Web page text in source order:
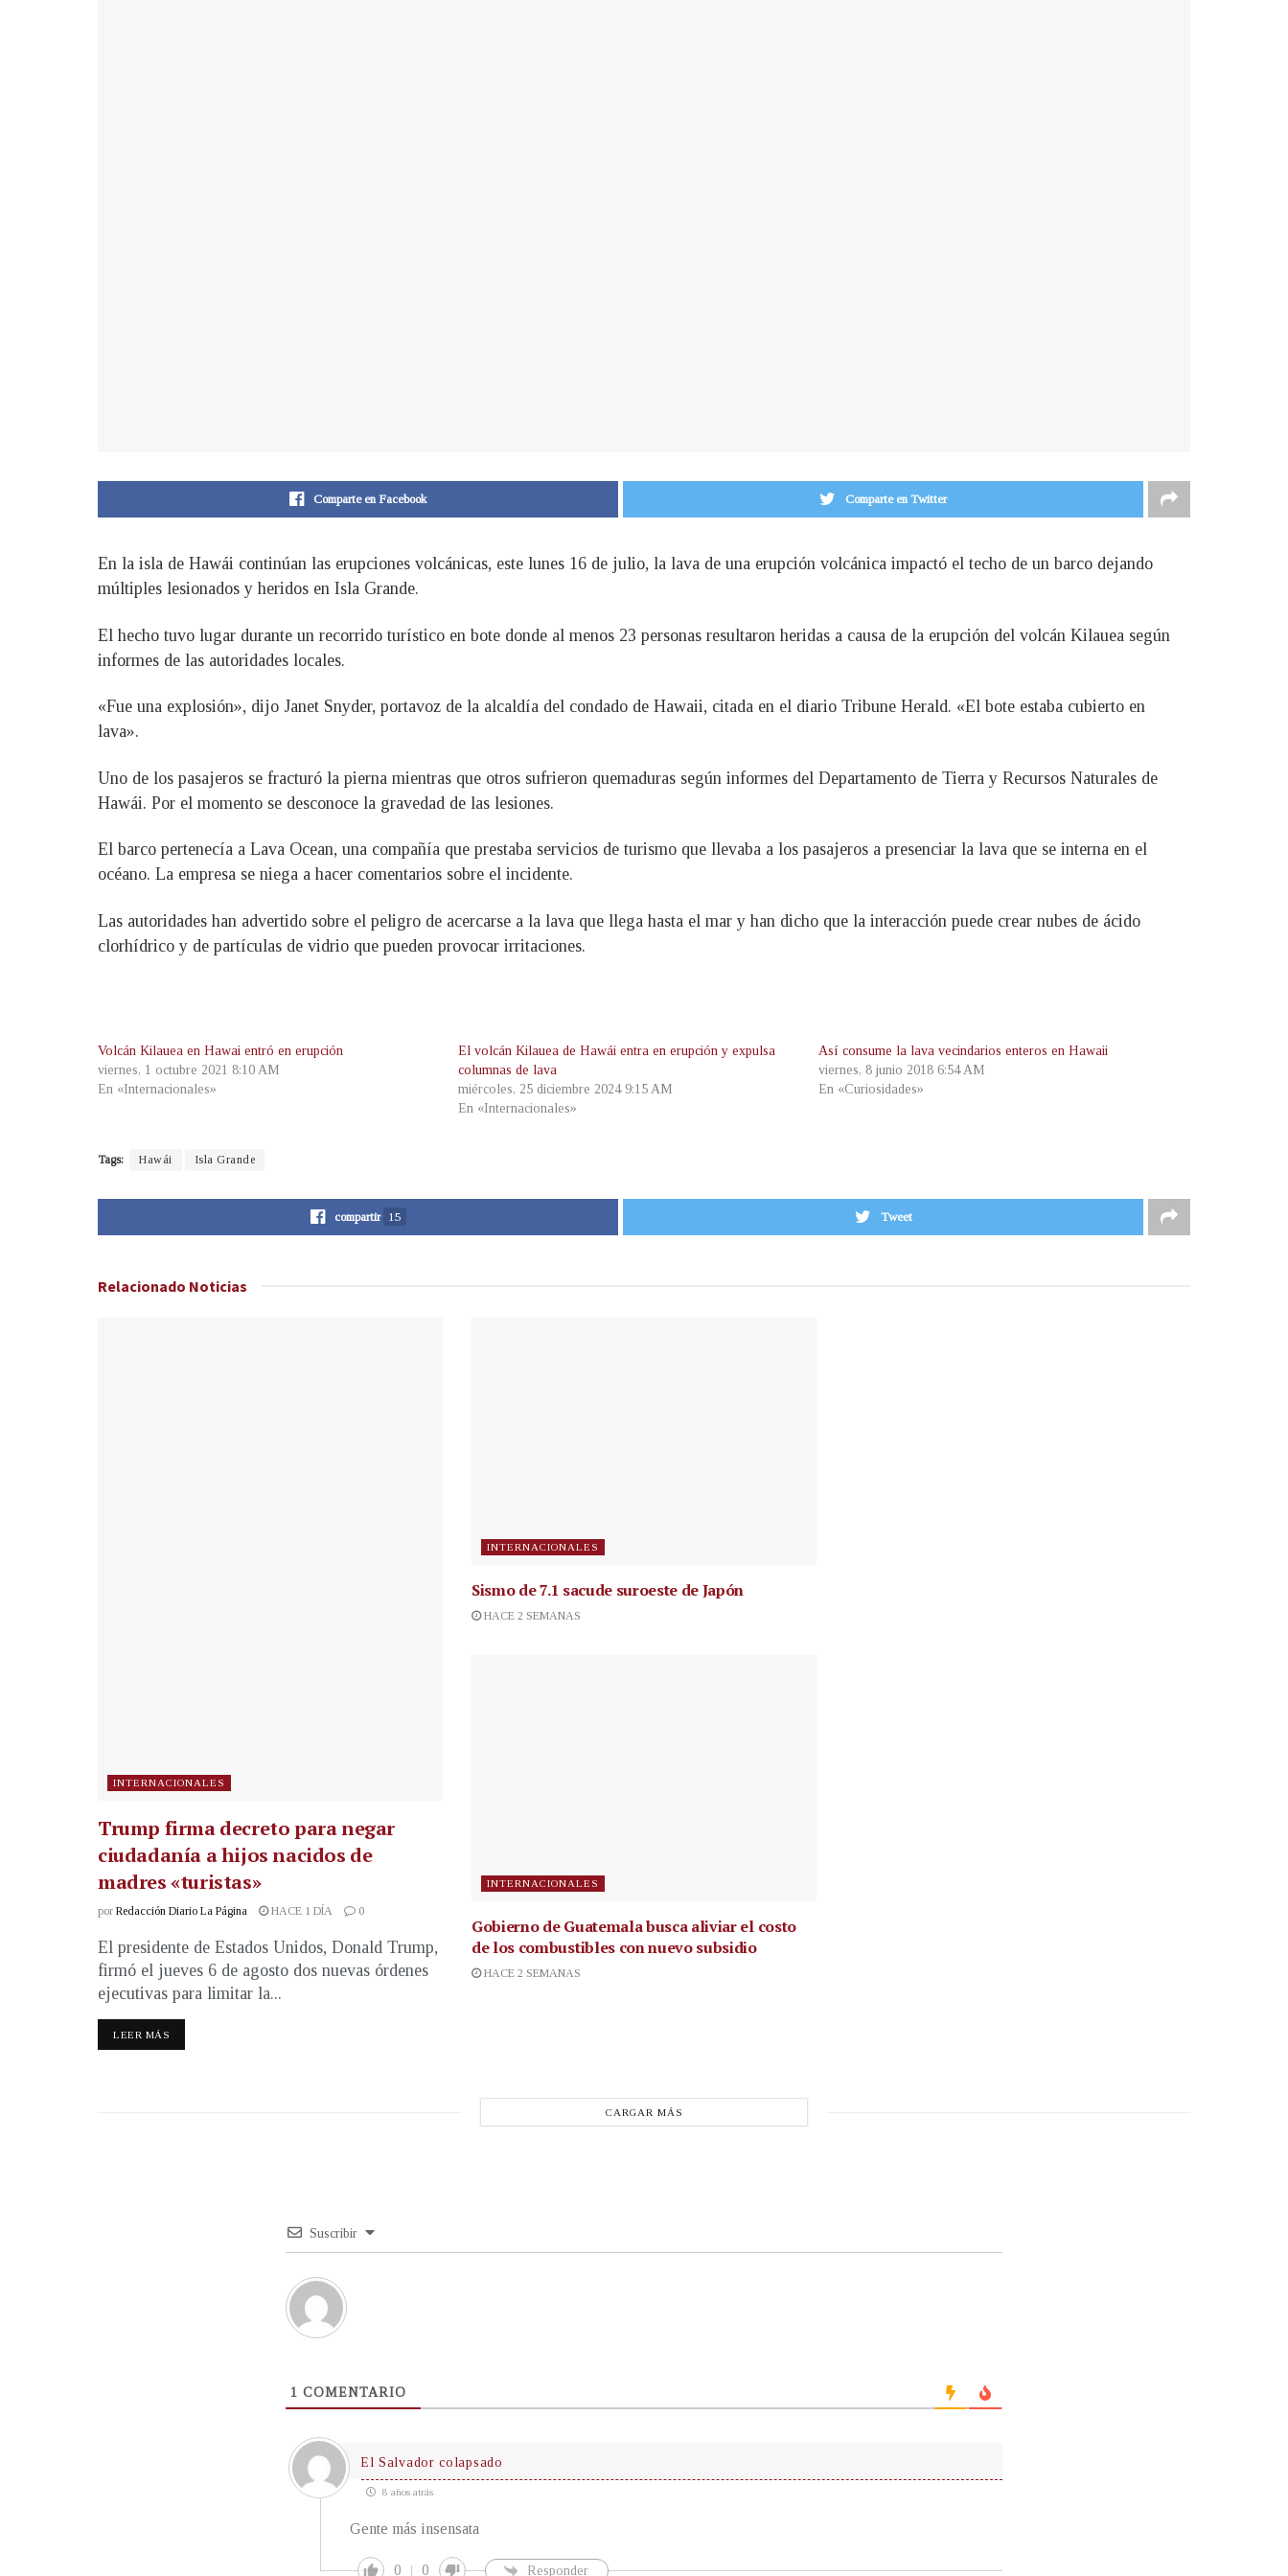
Comparte en Facebook Comparte en Twitter
En la isla de Hawái continúan las erupciones volcánicas, este lunes 16 de julio, la lava de una erupción volcánica impactó el techo de un barco dejando
múltiples lesionados y heridos en Isla Grande.
El hecho tuvo lugar durante un recorrido turístico en bote donde al menos 23 personas resultaron heridas a causa de la erupción del volcán Kilauea según
informes de las autoridades locales.
«Fue una explosión», dijo Janet Snyder, portavoz de la alcaldía del condado de Hawaii, citada en el diario Tribune Herald. «El bote estaba cubierto en
lava».
Uno de los pasajeros se fracturó la pierna mientras que otros sufrieron quemaduras según informes del Departamento de Tierra y Recursos Naturales de
Hawái. Por el momento se desconoce la gravedad de las lesiones.
El barco pertenecía a Lava Ocean, una compañía que prestaba servicios de turismo que llevaba a los pasajeros a presenciar la lava que se interna en el
océano. La empresa se niega a hacer comentarios sobre el incidente.
Las autoridades han advertido sobre el peligro de acercarse a la lava que llega hasta el mar y han dicho que la interacción puede crear nubes de ácido
clorhídrico y de partículas de vidrio que pueden provocar irritaciones.
Volcán Kilauea en Hawai entró en erupción
viernes, 1 octubre 2021 8:10 AM
En «Internacionales»
El volcán Kilauea de Hawái entra en erupción y expulsa
columnas de lava
miércoles, 25 diciembre 2024 9:15 AM
En «Internacionales»
Así consume la lava vecindarios enteros en Hawaii
viernes, 8 junio 2018 6:54 AM
En «Curiosidades»
Tags: Hawái Isla Grande
compartir 15 Tweet
Relacionado Noticias
INTERNACIONALES
Trump firma decreto para negar
ciudadanía a hijos nacidos de
madres «turistas»
por Redacción Diario La Página HACE 1 DÍA 0
El presidente de Estados Unidos, Donald Trump,
firmó el jueves 6 de agosto dos nuevas órdenes
ejecutivas para limitar la...
LEER MÁS
INTERNACIONALES
Sismo de 7.1 sacude suroeste de Japón
HACE 2 SEMANAS
INTERNACIONALES
Gobierno de Guatemala busca aliviar el costo
de los combustibles con nuevo subsidio
HACE 2 SEMANAS
CARGAR MÁS
Suscribir
1 COMENTARIO
El Salvador colapsado
8 años atrás
Gente más insensata
0 0 Responder